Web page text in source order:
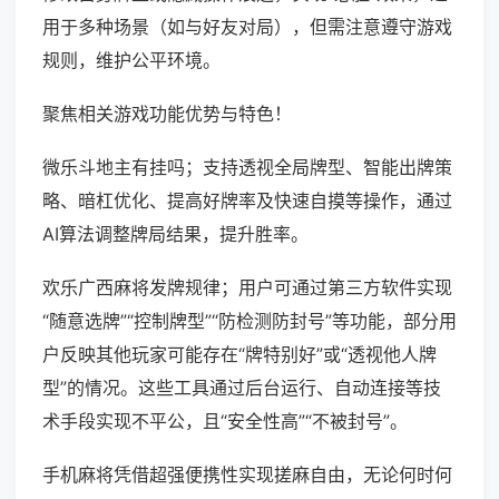
用于多种场景（如与好友对局），但需注意遵守游戏
规则，维护公平环境。
聚焦相关游戏功能优势与特色！
微乐斗地主有挂吗；支持透视全局牌型、智能出牌策
略、暗杠优化、提高好牌率及快速自摸等操作，通过
AI算法调整牌局结果，提升胜率。
欢乐广西麻将发牌规律；用户可通过第三方软件实现
“随意选牌”“控制牌型”“防检测防封号”等功能，部分用
户反映其他玩家可能存在“牌特别好”或“透视他人牌
型”的情况。这些工具通过后台运行、自动连接等技
术手段实现不平公，且“安全性高”“不被封号”。
手机麻将凭借超强便携性实现搓麻自由，无论何时何